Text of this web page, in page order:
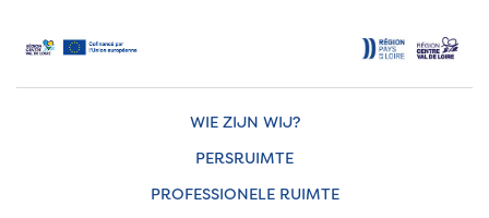
WIE ZIJN WIJ?
PERSRUIMTE
PROFESSIONELE RUIMTE